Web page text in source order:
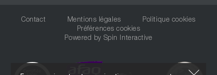
Contact Mentions légales
Politique cookies
Préférences cookies
Powered by Spin Interactive